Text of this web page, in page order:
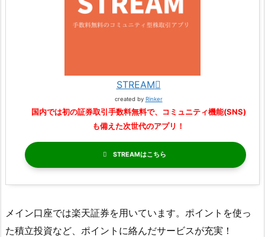
STREAM
created by Rinker
国内では初の証券取引手数料無料で、コミュニティ機能(SNS)
も備えた次世代のアプリ！
STREAM
メイン口座では楽天証券を用いています。ポイントを使っ
た積立投資など、ポイントに絡んだサービスが充実！